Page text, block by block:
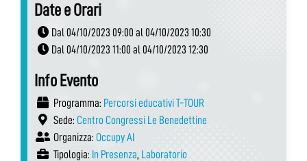
Date e Orari
Dal 04/10/2023 09:00 al 04/10/2023 10:30
Dal 04/10/2023 11:00 al 04/10/2023 12:30
Info Evento
Programma: Percorsi educativi T-TOUR
Sede: Centro Congressi Le Benedettine
Organizza: Occupy AI
Tipologia: In Presenza, Laboratorio